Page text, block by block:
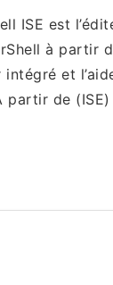
ISE est
à partir
et
partir de